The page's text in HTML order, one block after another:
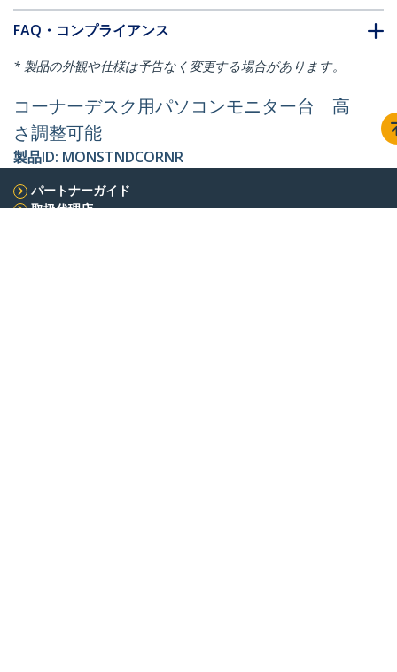
FAQ・コンプライアンス
* 製品の外観や仕様は予告なく変更する場合があります。
コーナーデスク用パソコンモニター台 高
さ調整可能
製品ID: MONSTNDCORNR
パートナーガイド
取扱代理店